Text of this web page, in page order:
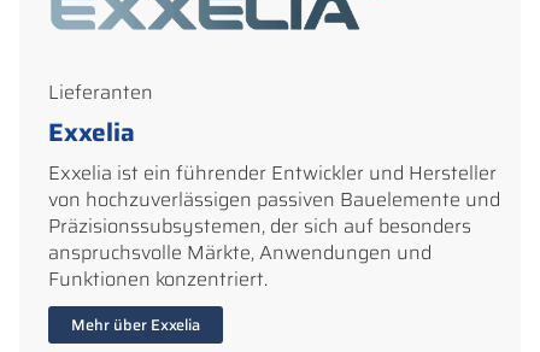
Lieferanten
Exxelia
Exxelia ist ein führender Entwickler und Hersteller
von hochzuverlässigen passiven Bauelemente und
Präzisionssubsystemen, der sich auf besonders
anspruchsvolle Märkte, Anwendungen und
Funktionen konzentriert.
Mehr über Exxelia